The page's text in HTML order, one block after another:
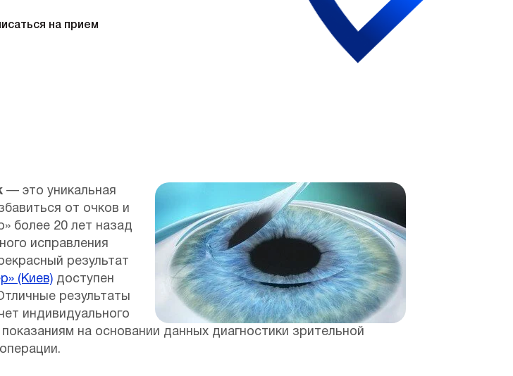
на прием
— это уникальная
от очков и
более 20 лет назад
исправления
результат
(Киев) доступен
результаты
индивидуального
на основании данных диагностики зрительной